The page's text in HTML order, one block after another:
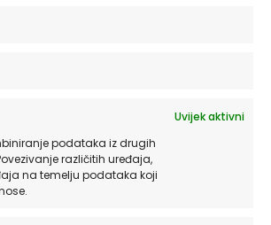
Uvijek aktivni
podataka iz drugih
različitih uređaja,
na temelju podataka koji